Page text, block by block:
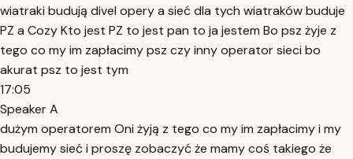
wiatraki budują divel opery a sieć dla tych wiatraków buduje
PZ a Cozy Kto jest PZ to jest pan to ja jestem Bo psz żyje z
tego co my im zapłacimy psz czy inny operator sieci bo
akurat psz to jest tym
17:05
Speaker A
dużym operatorem Oni żyją z tego co my im zapłacimy i my
budujemy sieć i proszę zobaczyć że mamy coś takiego że